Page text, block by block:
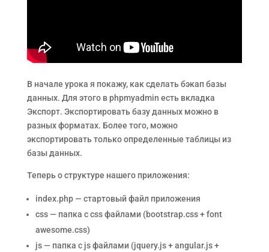
В начале урока я покажу, как сделать бэкап базы
данных. Для этого в phpmyadmin есть вкладка
Экспорт. Экспортировать базу данных можно в
разных форматах. Более того, можно
экспортировать только определенные таблицы из
базы данных.
Теперь о структуре нашего приложения:
index.php — стартовый файл приложения
css — папка с css файлами (bootstrap.css + font
awesome.css)
js — папка с js файлами (jquery.js + angular.js +